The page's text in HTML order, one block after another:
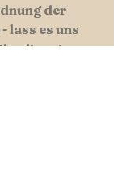
der
lass es uns
diese in